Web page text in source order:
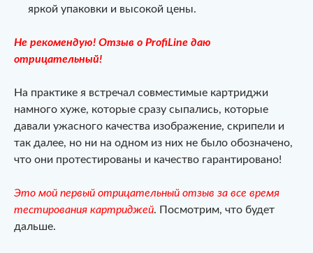
яркой упаковки и высокой цены.
Не рекомендую! Отзыв о ProfiLine даю
отрицательный!
На практике я встречал совместимые картриджи
намного хуже, которые сразу сыпались, которые
давали ужасного качества изображение, скрипели и
так далее, но ни на одном из них не было обозначено,
что они протестированы и качество гарантировано!
Это мой первый отрицательный отзыв за все время
тестирования картриджей. Посмотрим, что будет
дальше.